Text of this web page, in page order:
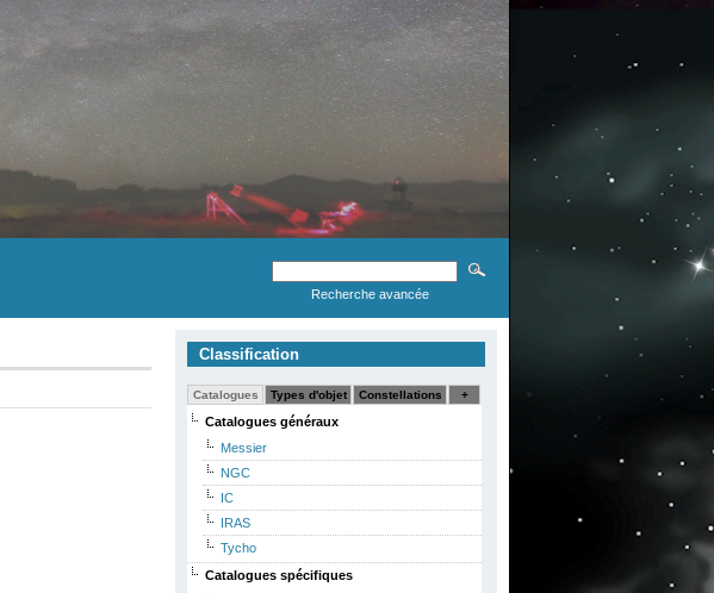
Recherche avancée
Classification
Catalogues Types d'objet Constellations +
Catalogues généraux
Messier
NGC
IC
IRAS
Tycho
Catalogues spécifiques